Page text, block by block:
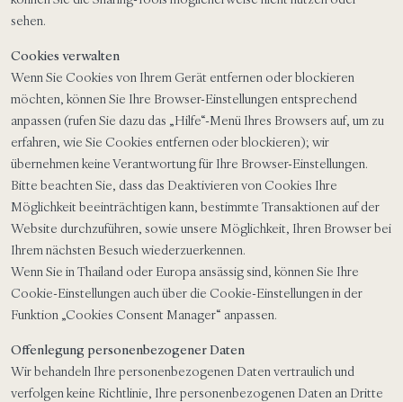
sehen.
Cookies verwalten
Wenn Sie Cookies von Ihrem Gerät entfernen oder blockieren
möchten, können Sie Ihre Browser-Einstellungen entsprechend
anpassen (rufen Sie dazu das „Hilfe“-Menü Ihres Browsers auf, um zu
erfahren, wie Sie Cookies entfernen oder blockieren); wir
übernehmen keine Verantwortung für Ihre Browser-Einstellungen.
Bitte beachten Sie, dass das Deaktivieren von Cookies Ihre
Möglichkeit beeinträchtigen kann, bestimmte Transaktionen auf der
Website durchzuführen, sowie unsere Möglichkeit, Ihren Browser bei
Ihrem nächsten Besuch wiederzuerkennen.
Wenn Sie in Thailand oder Europa ansässig sind, können Sie Ihre
Cookie-Einstellungen auch über die Cookie-Einstellungen in der
Funktion „Cookies Consent Manager“ anpassen.
Offenlegung personenbezogener Daten
Wir behandeln Ihre personenbezogenen Daten vertraulich und
verfolgen keine Richtlinie, Ihre personenbezogenen Daten an Dritte